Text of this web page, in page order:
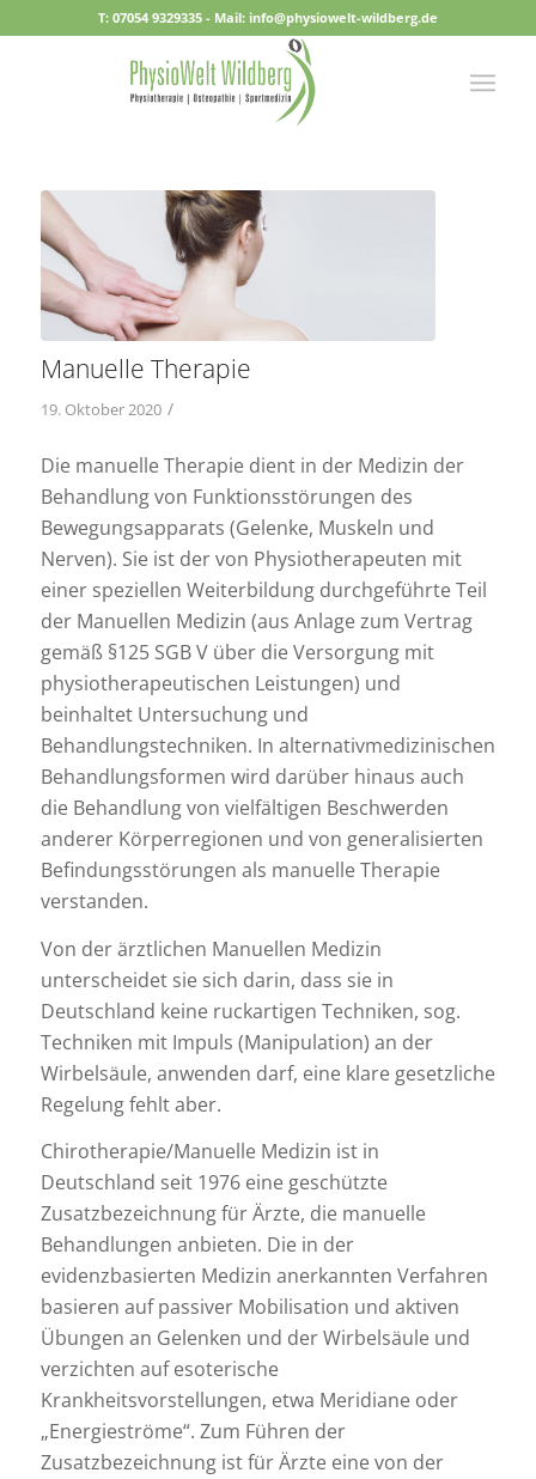
T: 07054 9329335 - Mail: info@physiowelt-wildberg.de
Manuelle Therapie
19. Oktober 2020 /
Die manuelle Therapie dient in der Medizin der
Behandlung von Funktionsstörungen des
Bewegungsapparats (Gelenke, Muskeln und
Nerven). Sie ist der von Physiotherapeuten mit
einer speziellen Weiterbildung durchgeführte Teil
der Manuellen Medizin (aus Anlage zum Vertrag
gemäß §125 SGB V über die Versorgung mit
physiotherapeutischen Leistungen) und
beinhaltet Untersuchung und
Behandlungstechniken. In alternativmedizinischen
Behandlungsformen wird darüber hinaus auch
die Behandlung von vielfältigen Beschwerden
anderer Körperregionen und von generalisierten
Befindungsstörungen als manuelle Therapie
verstanden.
Von der ärztlichen Manuellen Medizin
unterscheidet sie sich darin, dass sie in
Deutschland keine ruckartigen Techniken, sog.
Techniken mit Impuls (Manipulation) an der
Wirbelsäule, anwenden darf, eine klare gesetzliche
Regelung fehlt aber.
Chirotherapie/Manuelle Medizin ist in
Deutschland seit 1976 eine geschützte
Zusatzbezeichnung für Ärzte, die manuelle
Behandlungen anbieten. Die in der
evidenzbasierten Medizin anerkannten Verfahren
basieren auf passiver Mobilisation und aktiven
Übungen an Gelenken und der Wirbelsäule und
verzichten auf esoterische
Krankheitsvorstellungen, etwa Meridiane oder
„Energieströme“. Zum Führen der
Zusatzbezeichnung ist für Ärzte eine von der